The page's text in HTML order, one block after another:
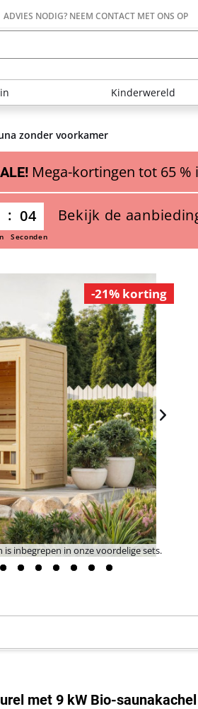
ADVIES NODIG? NEEM CONTACT MET ONS OP
Kinderwereld
zonder voorkamer
Mega-kortingen tot 65 %
03
Seconden
Bekijk de
-21% korting
inbegrepen in onze voordelige sets.
met 9 kW Bio-